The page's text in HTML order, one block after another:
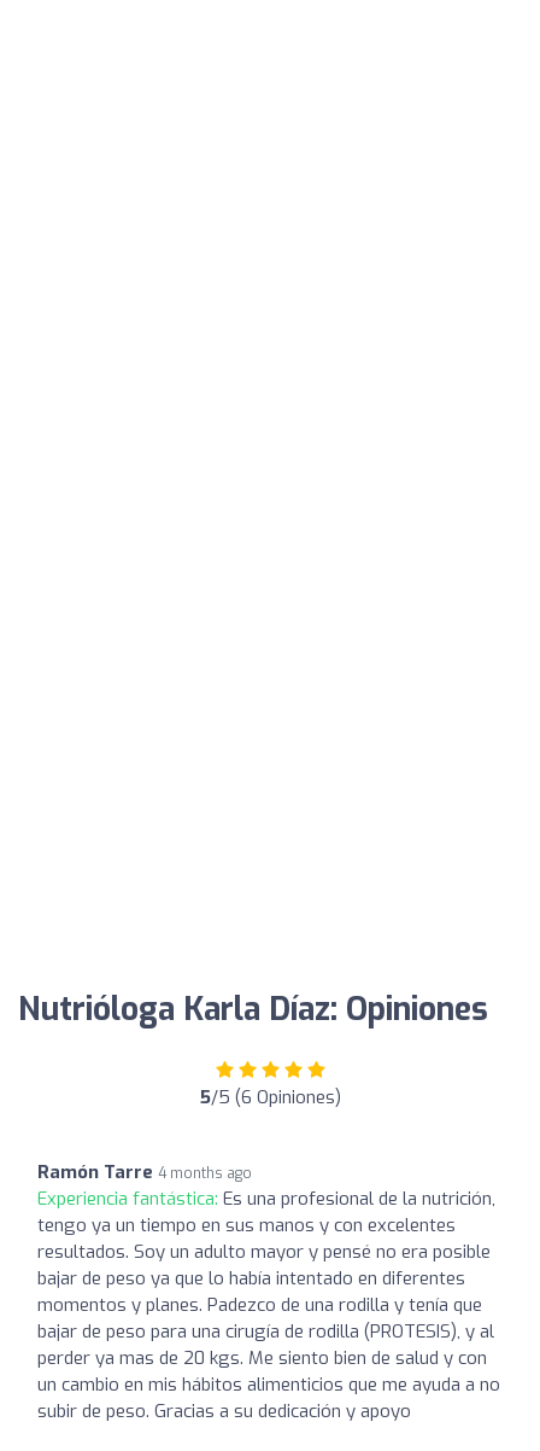
Nutrióloga Karla Díaz: Opiniones
5/5 (6 Opiniones)
Ramón Tarre 4 months ago
Experiencia fantástica: Es una profesional de la nutrición,
tengo ya un tiempo en sus manos y con excelentes
resultados. Soy un adulto mayor y pensé no era posible
bajar de peso ya que lo había intentado en diferentes
momentos y planes. Padezco de una rodilla y tenía que
bajar de peso para una cirugía de rodilla (PROTESIS), y al
perder ya mas de 20 kgs. Me siento bien de salud y con
un cambio en mis hábitos alimenticios que me ayuda a no
subir de peso. Gracias a su dedicación y apoyo